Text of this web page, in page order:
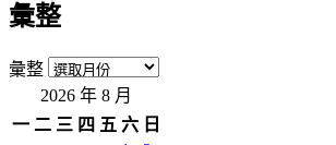
彙整
彙整
2026 年 8 月
一 二 三 四 五 六 日